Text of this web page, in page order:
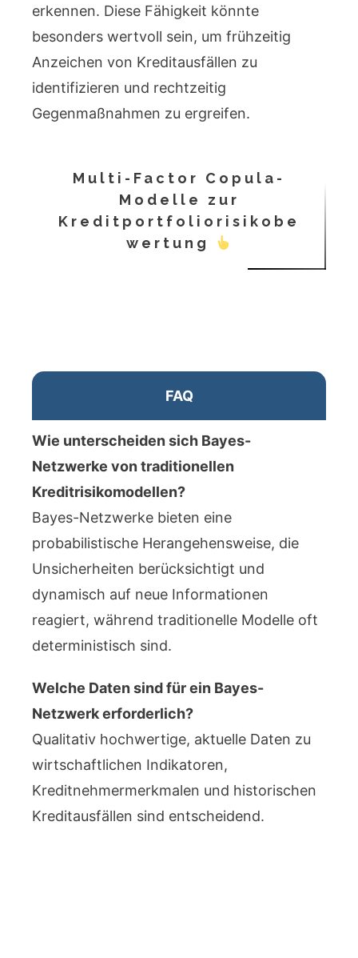
erkennen. Diese Fähigkeit könnte
besonders wertvoll sein, um frühzeitig
Anzeichen von Kreditausfällen zu
identifizieren und rechtzeitig
Gegenmaßnahmen zu ergreifen.
Multi-Factor Copula-
Modelle zur
Kreditportfoliorisikobe
wertung
FAQ
Wie unterscheiden sich Bayes-
Netzwerke von traditionellen
Kreditrisikomodellen?
Bayes-Netzwerke bieten eine
probabilistische Herangehensweise, die
Unsicherheiten berücksichtigt und
dynamisch auf neue Informationen
reagiert, während traditionelle Modelle oft
deterministisch sind.
Welche Daten sind für ein Bayes-
Netzwerk erforderlich?
Qualitativ hochwertige, aktuelle Daten zu
wirtschaftlichen Indikatoren,
Kreditnehmermerkmalen und historischen
Kreditausfällen sind entscheidend.